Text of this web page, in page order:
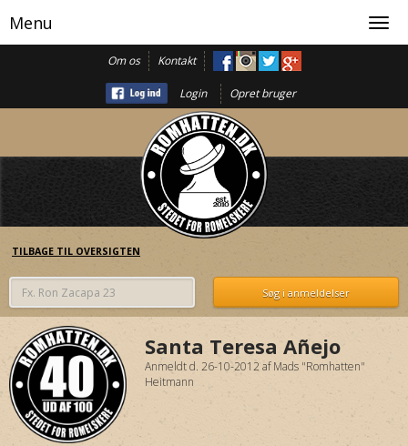
Om os Kontakt
Login Opret bruger
Menu
TILBAGE TIL OVERSIGTEN
Santa Teresa Añejo
Anmeldt d. 26-10-2012afMads "Romhatten"
Heitmann